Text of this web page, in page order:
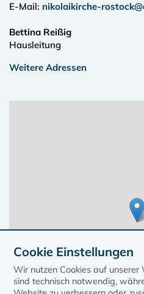
E-Mail: nikolaikirche-
Bettina Reißig
Hausleitung
Weitere Adressen
Cookie Einstellungen
Wir nutzen Cookies auf unserer
sind technisch notwendig,